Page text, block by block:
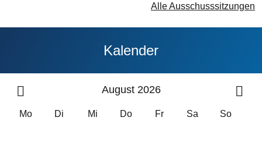
Alle Ausschusssitzungen
Kalender
August 2026
Mo Di Mi Do Fr Sa So